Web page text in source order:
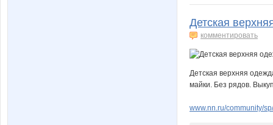
Детская
комментировать
Детская верхняя
майки. Без рядов.
www.nn.ru/community/